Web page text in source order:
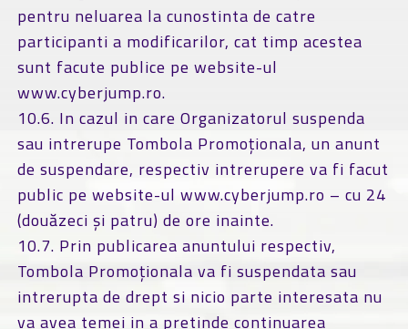
pentru neluarea la cunostinta de catre
participanti a modificarilor, cat timp acestea
sunt facute publice pe website-ul
www.cyberjump.ro.
10.6. In cazul in care Organizatorul suspenda
sau intrerupe Tombola Promoționala, un anunt
de suspendare, respectiv intrerupere va fi facut
public pe website-ul www.cyberjump.ro – cu 24
(douăzeci și patru) de ore inainte.
10.7. Prin publicarea anuntului respectiv,
Tombola Promoționala va fi suspendata sau
intrerupta de drept si nicio parte interesata nu
va avea temei in a pretinde continuarea